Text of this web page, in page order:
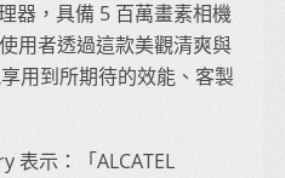
器，具備 5 百萬畫素相機
用者透過這款美觀清爽與
用到所期待的效能、客製
表示：「ALCATEL